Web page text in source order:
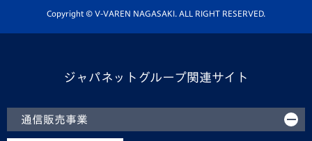
ホームタウン活動
Copyright © V-VAREN NAGASAKI. ALL RIGHT RESERVED.
ジャパネットグループ関連サイト
通信販売事業